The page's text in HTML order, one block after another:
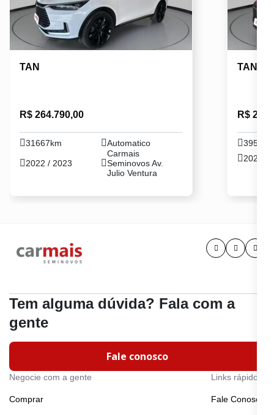
TAN
R$ 264.790,00
31667km Automatico
2022 / 2023
Carmais
Seminovos Av.
Julio Ventura
TAN
R$
2022 /
Tem alguma dúvida? Fala com a
gente
Fale conosco
Negocie com a gente
Comprar
Links rápidos
Fale Conosco